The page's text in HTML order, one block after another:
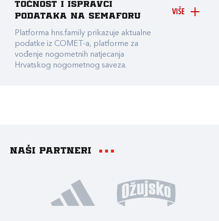
VIŠE
točnost i ispravci
podataka na Semaforu
Platforma hns.family prikazuje aktualne
podatke iz COMET-a, platforme za
vođenje nogometnih natjecanja
Hrvatskog nogometnog saveza.
Naši partneri